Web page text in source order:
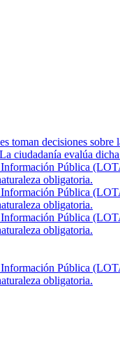
toman decisiones
ciudadanía evalúa
Pública
obligatoria.
Pública
obligatoria.
Pública
obligatoria.
Pública
obligatoria.